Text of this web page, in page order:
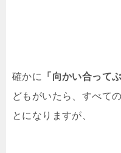
確かに 「向かい合って
どもがいたら、すべて
とになりますが、